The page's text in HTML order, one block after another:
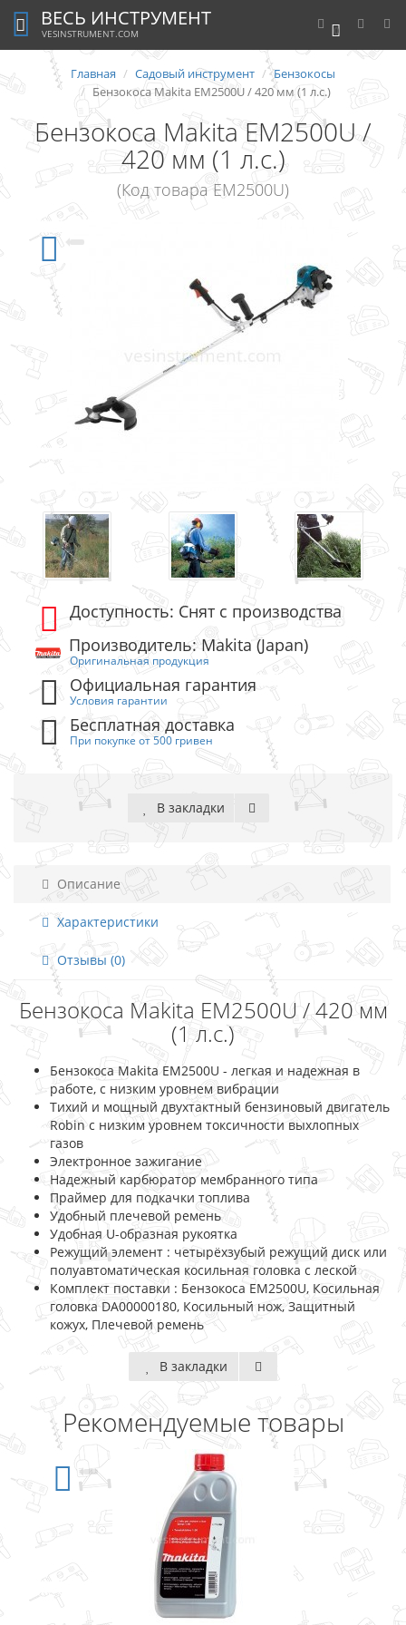
0
ВЕСЬ ИНСТРУМЕНТ
VESINSTRUMENT.COM
Главная Садовый инструмент
Бензокосы
Бензокоса Makita EM2500U / 420 мм (1 л.с.)
Бензокоса Makita EM2500U /
420 мм (1 л.с.)
(Код товара EM2500U)
Доступность: Снят с производства
Производитель: Makita (Japan)
Оригинальная продукция
Официальная гарантия
Условия гарантии
Бесплатная доставка
При покупке от 500 гривен
В закладки
Описание
Характеристики
Отзывы (0)
Бензокоса Makita EM2500U / 420 мм
(1 л.с.)
Бензокоса Makita EM2500U - легкая и надежная в
работе, с низким уровнем вибрации
Тихий и мощный двухтактный бензиновый двигатель
Robin с низким уровнем токсичности выхлопных
газов
Электронное зажигание
Надежный карбюратор мембранного типа
Праймер для подкачки топлива
Удобный плечевой ремень
Удобная U-образная рукоятка
Режущий элемент : четырёхзубый режущий диск или
полуавтоматическая косильная головка с леской
Комплект поставки : Бензокоса EM2500U, Косильная
головка DA00000180, Косильный нож, Защитный
кожух, Плечевой ремень
В закладки
Рекомендуемые товары